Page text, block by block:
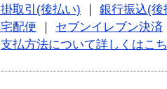
取引(後払い)
銀行振込(後
配便
セブンイレブン決済
支払方法について詳しくはこ